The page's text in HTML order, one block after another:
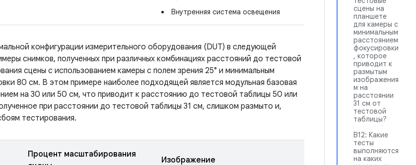
сцены на
планшете
для камеры с
минимальным
расстоянием
фокусировки
, которое
приводит к
размытым
изображения
м на
расстоянии
31 см от
тестовой
таблицы?
В12: Какие
тесты
выполняются
на каких
Внутренняя система освещения
конфигурации измерительного оборудования (DUT) в следующей
снимков, полученных при различных комбинациях расстояний до тестовой
сцены с использованием камеры с полем зрения 25° и минимальным
80 см. В этом примере наиболее подходящей является модульная базовая
на 30 или 50 см, что приводит к расстоянию до тестовой таблицы 50 или
при расстоянии до тестовой таблицы 31 см, слишком размыто и,
тестирования.
Процент масштабирования
Изображение